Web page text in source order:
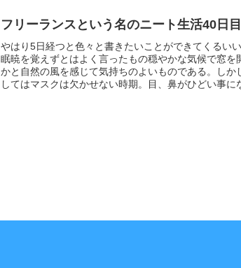
フリーランスという名のニート生活40日目
やはり5日経つと色々と書きたいことができてくるい
眠暁を覚えずとはよく言ったもの穏やかな気候で窓を
かと自然の風を感じて気持ちのよいものである。しか
してはマスクは欠かせない時期。目、鼻がひどい事に